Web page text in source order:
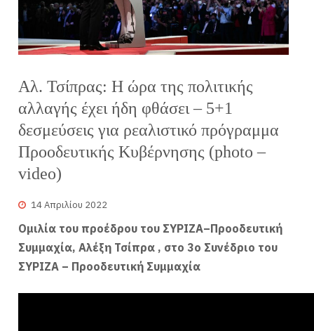
Αλ. Τσίπρας: Η ώρα της πολιτικής
αλλαγής έχει ήδη φθάσει – 5+1
δεσμεύσεις για ρεαλιστικό πρόγραμμα
Προοδευτικής Κυβέρνησης (photo –
video)
14 Απριλίου 2022
Ομιλία του προέδρου του ΣΥΡΙΖΑ–Προοδευτική
Συμμαχία, Αλέξη Τσίπρα , στο 3ο Συνέδριο του
ΣΥΡΙΖΑ – Προοδευτική Συμμαχία